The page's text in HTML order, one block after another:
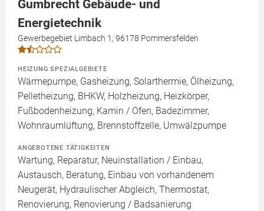
Gumbrecht Gebäude- und
Energietechnik
Gewerbegebiet Limbach 1, 96178 Pommersfelden
HEIZUNG SPEZIALGEBIETE
Wärmepumpe, Gasheizung, Solarthermie, Ölheizung,
Pelletheizung, BHKW, Holzheizung, Heizkörper,
Fußbodenheizung, Kamin / Ofen, Badezimmer,
Wohnraumlüftung, Brennstoffzelle, Umwälzpumpe
ANGEBOTENE TÄTIGKEITEN
Wartung, Reparatur, Neuinstallation / Einbau,
Austausch, Beratung, Einbau von vorhandenem
Neugerät, Hydraulischer Abgleich, Thermostat,
Renovierung, Renovierung / Badsanierung